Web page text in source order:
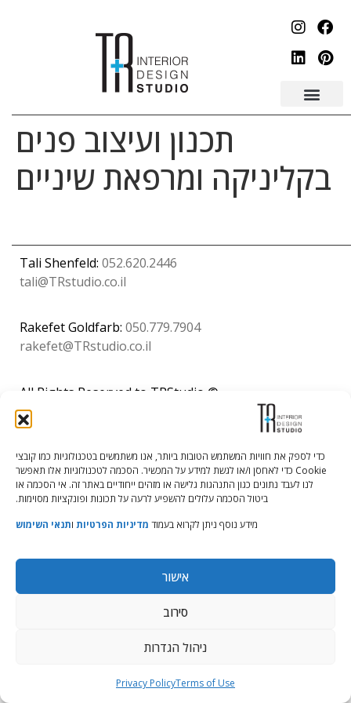
כדי לספק את חוויות המשתמש הטובות ביותר, אנו משתמשים בטכנולוגיות כמו קובצי
Cookie כדי לאחסן ו/או לגשת למידע על המכשיר. הסכמה לטכנולוגיות אלו תאפשר
לנו לעבד נתונים כגון התנהגות גלישה או מזהים ייחודיים באתר זה. אי הסכמה או
ביטול הסכמה עלולים להשפיע לרעה על תכונות ופונקציות מסוימות.
מידע נוסף ניתן לקרוא בעמוד מדיניות הפרטיות ותנאי השימוש
אישור
סירוב
ניהול הגדרות
Terms of Use
Privacy Policy
תכנון ועיצוב פנים
בקליניקה ומרפאת שיניים
Tali Shenfeld: 052.620.2446
tali@TRstudio.co.il
Rakefet Goldfarb: 050.779.7904
rakefet@TRstudio.co.il
© All Rights Reserved to TRStudio
Site:
הצהרת נגישות|מדיניות פרטיות|תנאי שימוש